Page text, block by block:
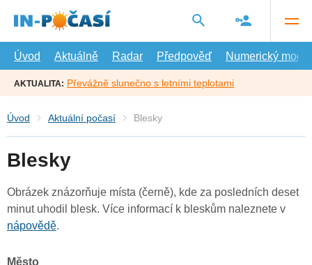
hlavní
Úvod
Aktuálně Radar Předpověď Numerický model
AKTUALITA: Převážně slunečno s letními teplotami
Úvod Aktuální počasí Blesky
Blesky
Obrázek znázorňuje místa (černě), kde za posledních deset
minut uhodil blesk. Více informací k bleskům naleznete v
nápovědě.
Město